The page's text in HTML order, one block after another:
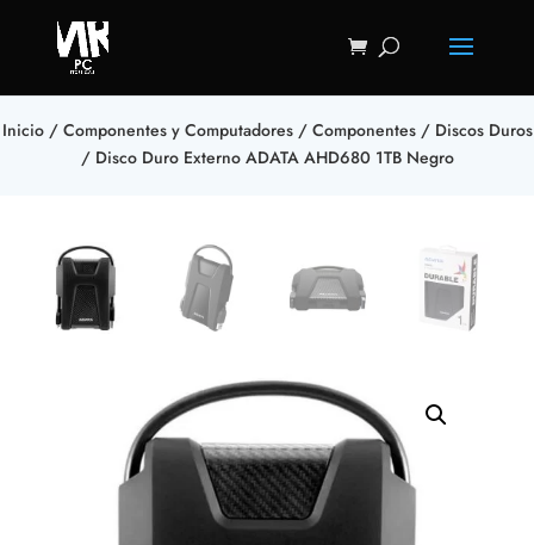
Inicio/ Componentes y Computadores/ Componentes/ Discos Duros
/ Disco Duro Externo ADATA AHD680 1TB Negro